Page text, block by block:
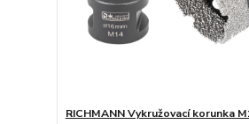
RICHMANN Vykružovací korunka